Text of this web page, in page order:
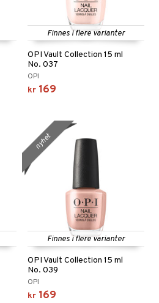
Finnes i flere varianter
OPI Vault Collection 15 ml
No. 037
OPI
kr 169
Finnes i flere varianter
OPI Vault Collection 15 ml
No. 039
OPI
kr 169
nyhet